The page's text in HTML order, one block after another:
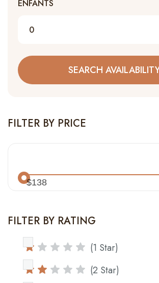
ENFANTS
0
FILTER BY PRICE
$138
FILTER BY RATING
(1 Star)
(2 Star)